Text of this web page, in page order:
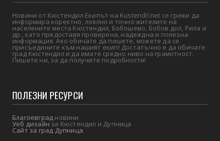
Новини от Кюстендил Екипът на Kustendil.net се грижи да
информира коректно, лоялно и точно жителите на
населените места Кюстендил, Бобошево, Бобов дол, Рила и
др., като предоставя проверена, надеждна и полезна
информация. Ако обичате да пишете, можете да се
присъедините към нашият екип! Достатъчно е да обичате
град Кюстендил и да имате средно ниво на грамотност.
Пишете ни, за да получите подробности!
ПОЛЕЗНИ РЕСУРСИ
Благоевград новини
Уеб дизайнза Кюстендил и Дупница
Сайт за град Дупница